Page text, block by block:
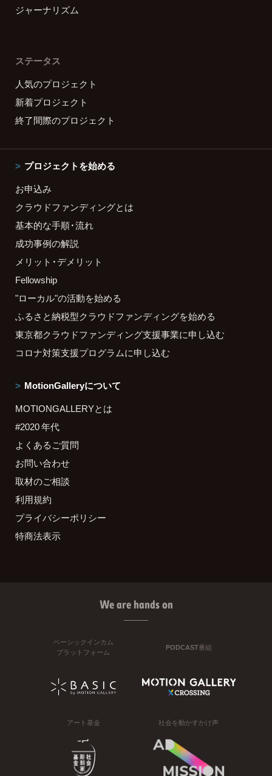
ジャーナリズム
ステータス
人気のプロジェクト
新着プロジェクト
終了間際のプロジェクト
プロジェクトを始める
お申込み
クラウドファンディングとは
基本的な手順・流れ
成功事例の解説
メリット・デメリット
Fellowship
"ローカル"の活動を始める
ふるさと納税型クラウドファンディングを始める
東京都クラウドファンディング支援事業に申し込む
コロナ対策支援プログラムに申し込む
MotionGalleryについて
MOTIONGALLERYとは
#2020 年代
よくあるご質問
お問い合わせ
取材のご相談
利用規約
プライバシーポリシー
特商法表示
We are hands on
ベーシックインカム
プラットフォーム
PODCAST番組
アート基金 社会を動かすかけ声